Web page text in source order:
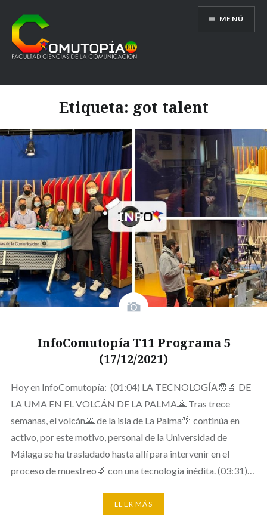
contenido
Comutopía RTV
MENÚ
Etiqueta: got talent
InfoComutopía T11 Programa 5
(17/12/2021)
Hoy en InfoComutopía: (01:04) LA TECNOLOGÍA🧑‍🔬 DE
LA UMA EN EL VOLCÁN DE LA PALMA🌋 Tras trece
semanas, el volcán🌋 de la isla de La Palma🌴 continúa en
activo, por este motivo, personal de la Universidad de
Málaga se ha trasladado hasta allí para intervenir en el
proceso de muestreo🔬 con una tecnología inédita. (03:31)…
LEER MÁS